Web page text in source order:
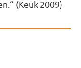
(Keuk 2009)